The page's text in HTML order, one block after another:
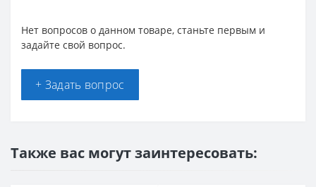
Нет вопросов о данном товаре, станьте первым и
задайте свой вопрос.
+ Задать вопрос
Также вас могут заинтересовать: